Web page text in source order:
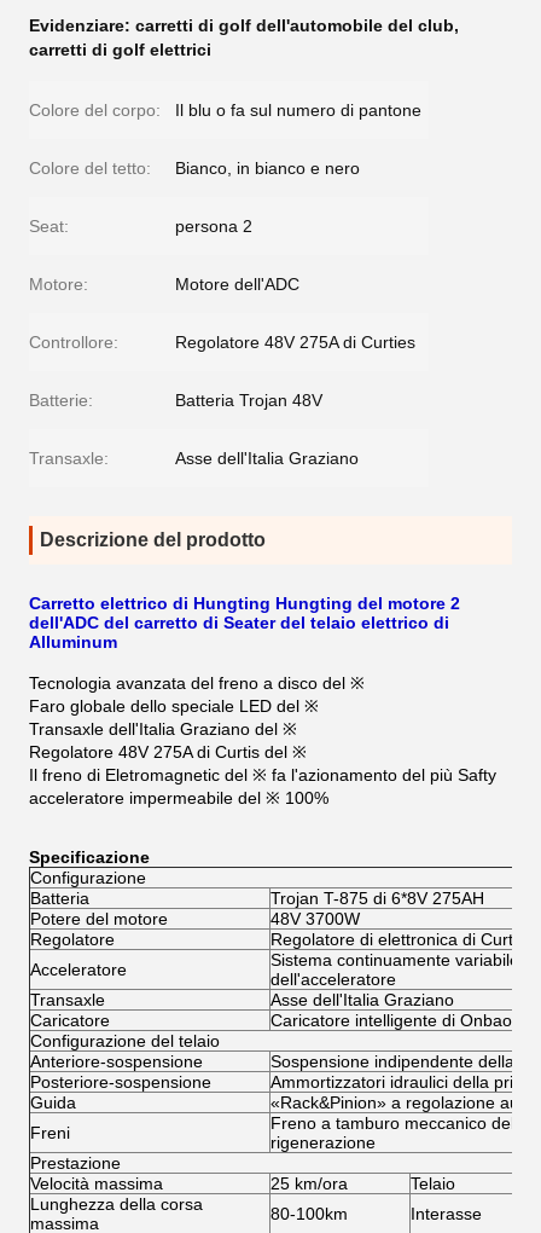
Evidenziare: carretti di golf dell'automobile del club,
carretti di golf elettrici
Colore del corpo: Il blu o fa sul numero di pantone
Colore del tetto: Bianco, in bianco e nero
Seat: persona 2
Motore: Motore dell'ADC
Controllore: Regolatore 48V 275A di Curties
Batterie: Batteria Trojan 48V
Transaxle: Asse dell'Italia Graziano
Descrizione del prodotto
Carretto elettrico di Hungting Hungting del motore 2
dell'ADC del carretto di Seater del telaio elettrico di
Alluminum
Tecnologia avanzata del freno a disco del ※
Faro globale dello speciale LED del ※
Transaxle dell'Italia Graziano del ※
Regolatore 48V 275A di Curtis del ※
Il freno di Eletromagnetic del ※ fa l'azionamento del più Safty
acceleratore impermeabile del ※ 100%
Specificazione
Configurazione
Batteria
Trojan T-875 di 6*8V 275AH
Potere del motore
48V 3700W
Regolatore
Regolatore di elettronica di Curtis
Acceleratore
Sistema continuamente variabile
dell'acceleratore
Transaxle
Asse dell'Italia Graziano
Caricatore
Caricatore intelligente di Onbaord
Configurazione del telaio
Anteriore-sospensione
Sospensione indipendente della
Posteriore-sospensione
Ammortizzatori idraulici della
Guida
«Rack&Pinion» a regolazione
Freni
Freno a tamburo meccanico della
rigenerazione
Prestazione
Velocità massima
25 km/ora
Telaio
Lunghezza della corsa
massima
80-100km Interasse